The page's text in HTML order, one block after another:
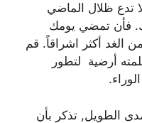
تدع ظلال الماضي
فأن تمضي يومك
الغد أكثر اشراقاً. قم
أرضية لتطور
الطويل, تذكر بأن